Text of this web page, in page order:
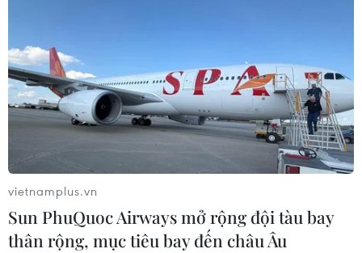
10/08/2026 06:03
Từ 15/9, cấp giấy phép kinh doanh
vận tải trực tuyến trên Cổng Dịch vụ
công
Xem thêm
vietnamplus.vn
Sun PhuQuoc Airways mở rộng đội tàu bay
thân rộng, mục tiêu bay đến châu Âu